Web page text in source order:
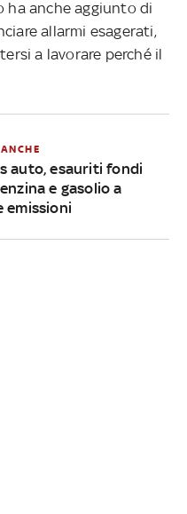
ha anche aggiunto di
allarmi esagerati,
a lavorare perché il
auto, esauriti fondi
e gasolio a
emissioni